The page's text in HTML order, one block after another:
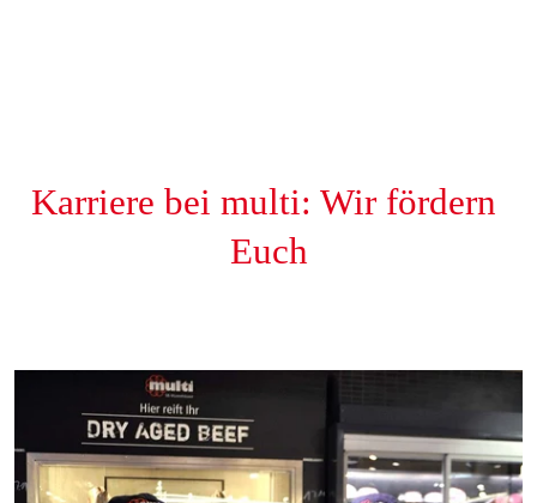
Karriere bei multi: Wir fördern
Euch